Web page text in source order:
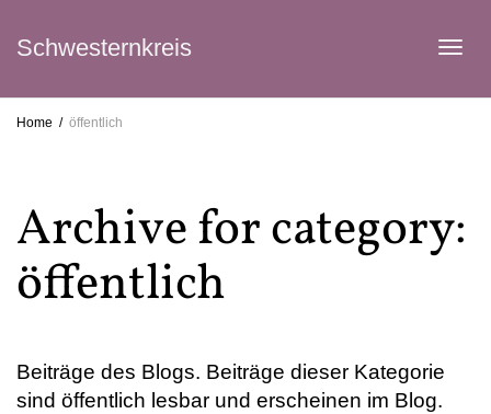
Schwesternkreis
Home öffentlich
Archive for category:
öffentlich
Beiträge des Blogs. Beiträge dieser Kategorie
sind öffentlich lesbar und erscheinen im Blog.